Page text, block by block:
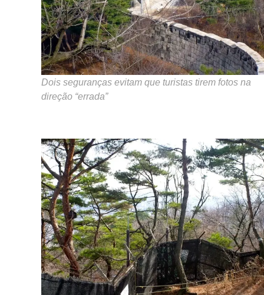
Dois seguranças evitam que turistas tirem fotos na
direção “errada”